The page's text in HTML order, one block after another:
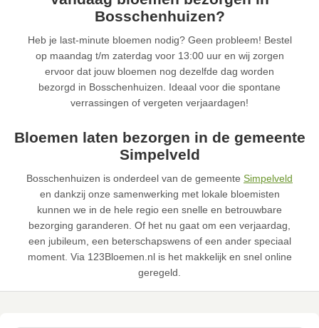
Bosschenhuizen?
Heb je last-minute bloemen nodig? Geen probleem! Bestel
op maandag t/m zaterdag voor 13:00 uur en wij zorgen
ervoor dat jouw bloemen nog dezelfde dag worden
bezorgd in Bosschenhuizen. Ideaal voor die spontane
verrassingen of vergeten verjaardagen!
Bloemen laten bezorgen in de gemeente
Simpelveld
Bosschenhuizen is onderdeel van de gemeente Simpelveld
en dankzij onze samenwerking met lokale bloemisten
kunnen we in de hele regio een snelle en betrouwbare
bezorging garanderen. Of het nu gaat om een verjaardag,
een jubileum, een beterschapswens of een ander speciaal
moment. Via 123Bloemen.nl is het makkelijk en snel online
geregeld.